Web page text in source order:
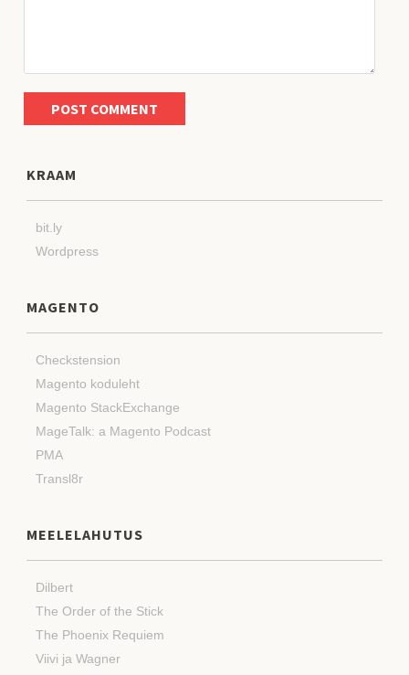
KRAAM
bit.ly
Wordpress
MAGENTO
Checkstension
Magento koduleht
Magento StackExchange
MageTalk: a Magento Podcast
PMA
Transl8r
MEELELAHUTUS
Dilbert
The Order of the Stick
The Phoenix Requiem
Viivi ja Wagner